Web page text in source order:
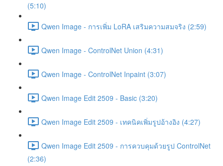
(5:10)
Qwen Image - การเพิ่ม LoRA เสริมความสมจริง (2:59)
Qwen Image - ControlNet Union (4:31)
Qwen Image - ControlNet Inpaint (3:07)
Qwen Image Edit 2509 - Basic (3:20)
Qwen Image Edit 2509 - เทคนิคเพิ่มรูปอ้างอิง (4:27)
Qwen Image Edit 2509 - การควบคุมด้วยรูป ControlNet
(2:36)